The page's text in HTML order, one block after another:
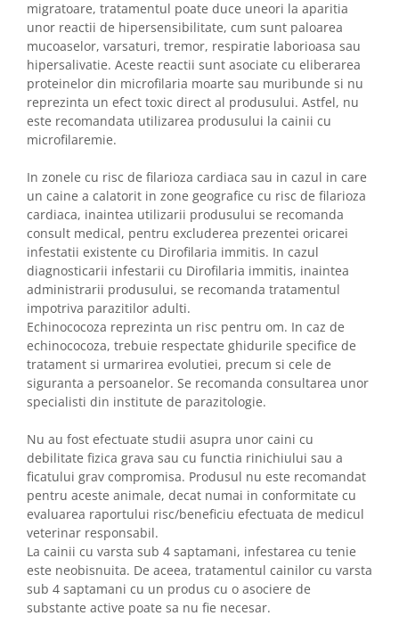
migratoare, tratamentul poate duce uneori la aparitia
unor reactii de hipersensibilitate, cum sunt paloarea
mucoaselor, varsaturi, tremor, respiratie laborioasa sau
hipersalivatie. Aceste reactii sunt asociate cu eliberarea
proteinelor din microfilaria moarte sau muribunde si nu
reprezinta un efect toxic direct al produsului. Astfel, nu
este recomandata utilizarea produsului la cainii cu
microfilaremie.
In zonele cu risc de filarioza cardiaca sau in cazul in care
un caine a calatorit in zone geografice cu risc de filarioza
cardiaca, inaintea utilizarii produsului se recomanda
consult medical, pentru excluderea prezentei oricarei
infestatii existente cu Dirofilaria immitis. In cazul
diagnosticarii infestarii cu Dirofilaria immitis, inaintea
administrarii produsului, se recomanda tratamentul
impotriva parazitilor adulti.
Echinococoza reprezinta un risc pentru om. In caz de
echinococoza, trebuie respectate ghidurile specifice de
tratament si urmarirea evolutiei, precum si cele de
siguranta a persoanelor. Se recomanda consultarea unor
specialisti din institute de parazitologie.
Nu au fost efectuate studii asupra unor caini cu
debilitate fizica grava sau cu functia rinichiului sau a
ficatului grav compromisa. Produsul nu este recomandat
pentru aceste animale, decat numai in conformitate cu
evaluarea raportului risc/beneficiu efectuata de medicul
veterinar responsabil.
La cainii cu varsta sub 4 saptamani, infestarea cu tenie
este neobisnuita. De aceea, tratamentul cainilor cu varsta
sub 4 saptamani cu un produs cu o asociere de
substante active poate sa nu fie necesar.